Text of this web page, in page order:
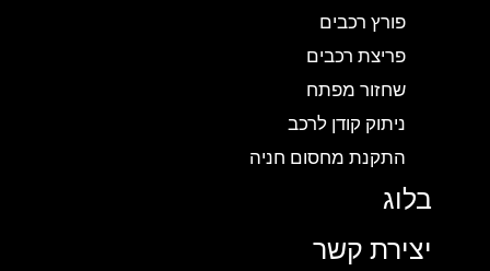
פורץ רכבים
פריצת רכבים
שחזור מפתח
ניתוק קודן לרכב
התקנת מחסום חניה
בלוג
יצירת קשר